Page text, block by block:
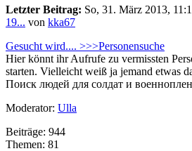
Letzter Beitrag: So, 31. März 2013,
19... von kka67
Gesucht wird.... >>>Personensuche
Hier könnt ihr Aufrufe zu vermissten
starten. Vielleicht weiß ja jemand etwas
Поиск людей для солдат и
Moderator: Ulla
Beiträge: 944
Themen: 81